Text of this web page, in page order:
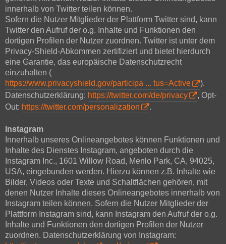
innerhalb von Twitter teilen können.
Sofern die Nutzer Mitglieder der Plattform Twitter sind, kann
Twitter den Aufruf der o.g. Inhalte und Funktionen den
dortigen Profilen der Nutzer zuordnen. Twitter ist unter dem
Privacy-Shield-Abkommen zertifiziert und bietet hierdurch
eine Garantie, das europäische Datenschutzrecht
einzuhalten (
https://www.privacyshield.gov/participa ... tus=Active
).
Datenschutzerklärung: https://twitter.com/de/privacy
, Opt-
Out: https://twitter.com/personalization .
Instagram
Innerhalb unseres Onlineangebotes können Funktionen und
Inhalte des Dienstes Instagram, angeboten durch die
Instagram Inc., 1601 Willow Road, Menlo Park, CA, 94025,
USA, eingebunden werden. Hierzu können z.B. Inhalte wie
Bilder, Videos oder Texte und Schaltflächen gehören, mit
denen Nutzer Inhalte dieses Onlineangebotes innerhalb von
Instagram teilen können. Sofern die Nutzer Mitglieder der
Plattform Instagram sind, kann Instagram den Aufruf der o.g.
Inhalte und Funktionen den dortigen Profilen der Nutzer
zuordnen. Datenschutzerklärung von Instagram: